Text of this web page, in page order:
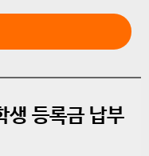
등록금 납부